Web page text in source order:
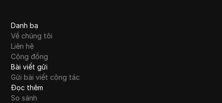
Danh bạ
Về chúng tôi
Liên hệ
Cộng đồng
Bài viết gửi
Gửi bài viết cộng tác
Đọc thêm
So sánh